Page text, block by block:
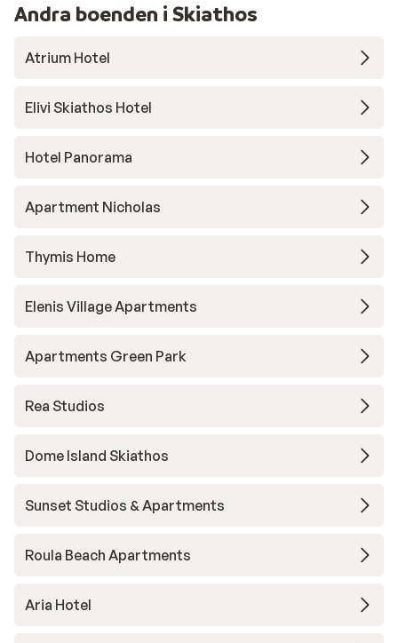
Andra boenden i Skiathos
Atrium Hotel
Elivi Skiathos Hotel
Hotel Panorama
Apartment Nicholas
Thymis Home
Elenis Village Apartments
Apartments Green Park
Rea Studios
Dome Island Skiathos
Sunset Studios & Apartments
Roula Beach Apartments
Aria Hotel